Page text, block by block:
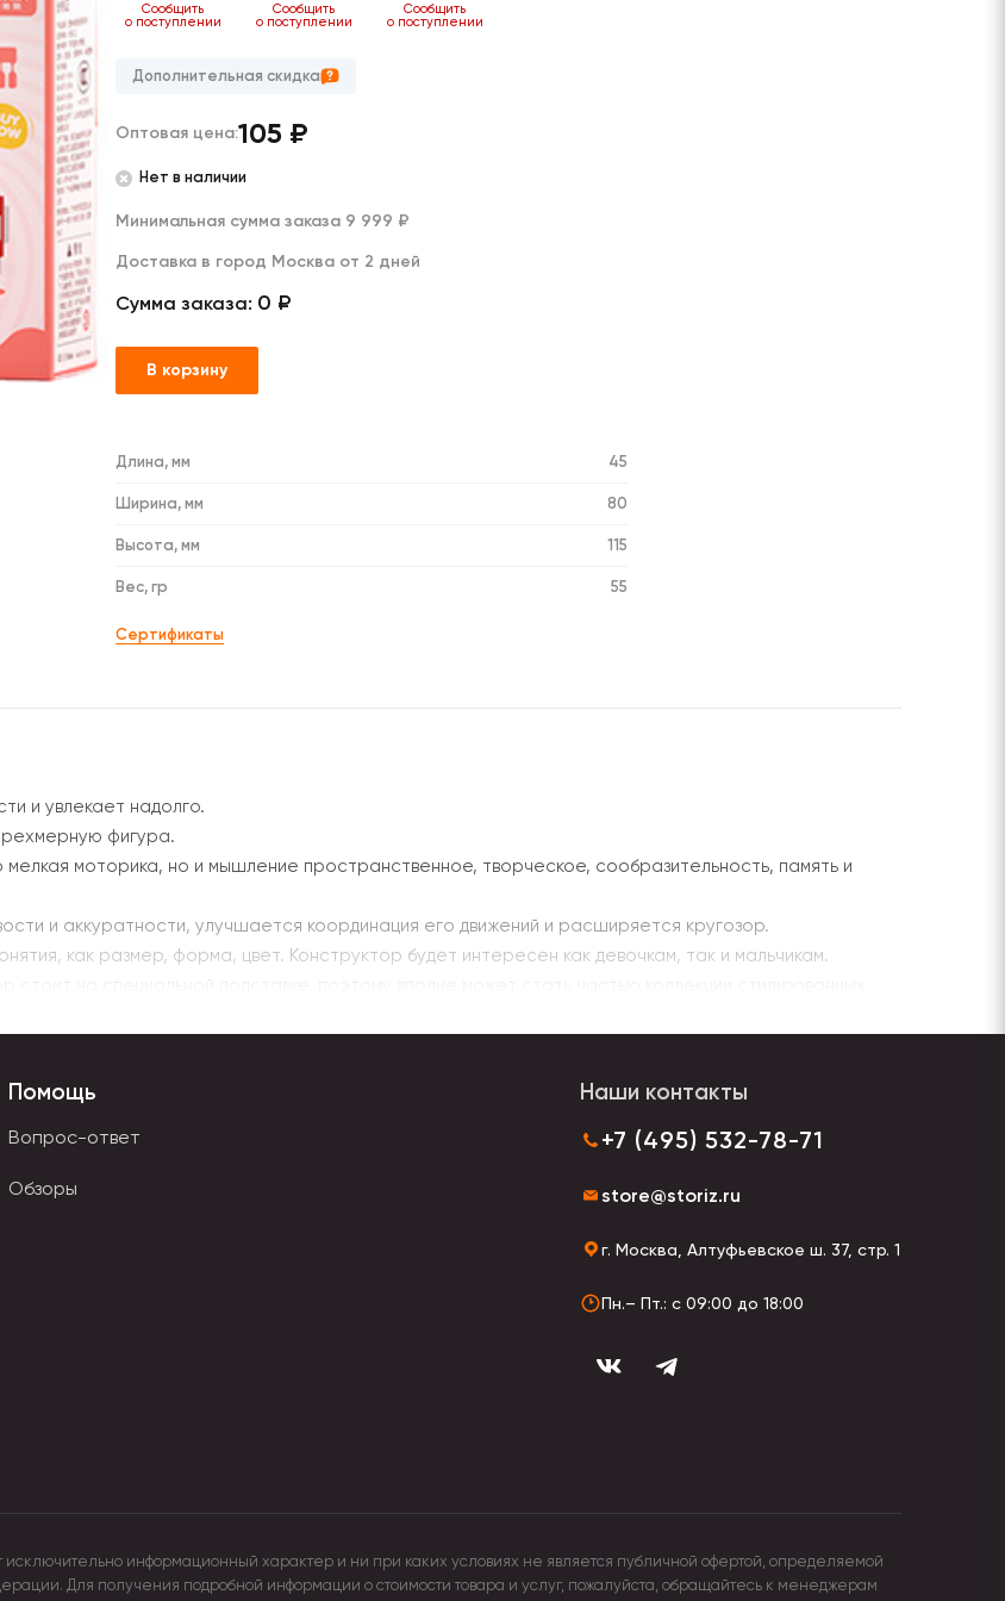
подушки
Мягкие игрушки
Сообщить
поступлении
Сообщить
о поступлении
Сообщить
о поступлении
Сообщить
о поступлении
Дополнительная скидка
Оптовая цена:105 ₽
Нет в наличии
Минимальная сумма заказа 9 999 ₽
Доставка в город Москва от 2 дней
Сумма заказа: 0 ₽
В корзину
Длина, мм 45
Ширина, мм 80
Высота, мм 115
Вес, гр 55
Сертификаты
и увлекает надолго.
фигура.
моторика, но и мышление пространственное, творческое, сообразительность, память и
и аккуратности, улучшается координация его движений и расширяется кругозор.
как размер, форма, цвет. Конструктор будет интересен как девочкам, так и мальчикам.
Помощь
Вопрос-ответ
Обзоры
Наши контакты
+7 (495) 532-78-71
store@storiz.ru
г. Москва, Алтуфьевское ш. 37, стр. 1
Пн.– Пт.: с 09:00 до 18:00
информационный характер и ни при каких условиях не является публичной офертой, определяемой
Для получения подробной информации о стоимости товара и услуг, пожалуйста, обращайтесь к менеджерам